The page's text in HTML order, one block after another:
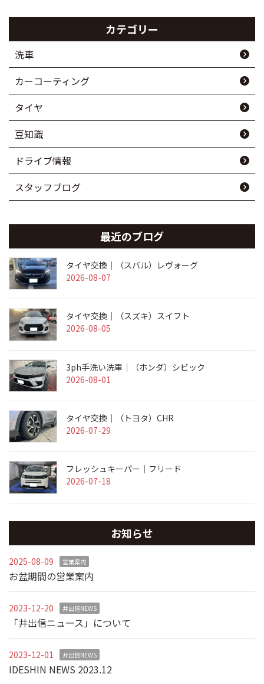
カテゴリー
洗車
カーコーティング
タイヤ
豆知識
ドライブ情報
スタッフブログ
最近のブログ
タイヤ交換｜（スバル）レヴォーグ
2026-08-07
タイヤ交換｜（スズキ）スイフト
2026-08-05
3ph手洗い洗車｜（ホンダ）シビック
2026-08-01
タイヤ交換｜（トヨタ）CHR
2026-07-29
フレッシュキーパー｜フリード
2026-07-18
お知らせ
2025-08-09 営業案内
お盆期間の営業案内
2023-12-20 井出信NEWS
「井出信ニュース」について
2023-12-01 井出信NEWS
IDESHIN NEWS 2023.12